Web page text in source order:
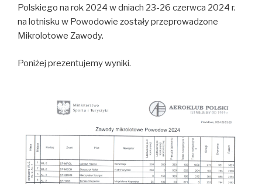
Polskiego na rok 2024 w dniach 23-26 czerwca 2024 r.
na lotnisku w Powodowie zostały przeprowadzone
Mikrolotowe Zawody.
Poniżej prezentujemy wyniki.